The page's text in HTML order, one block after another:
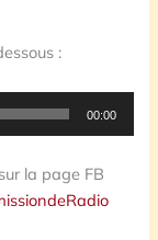
:
00:00
la page FB